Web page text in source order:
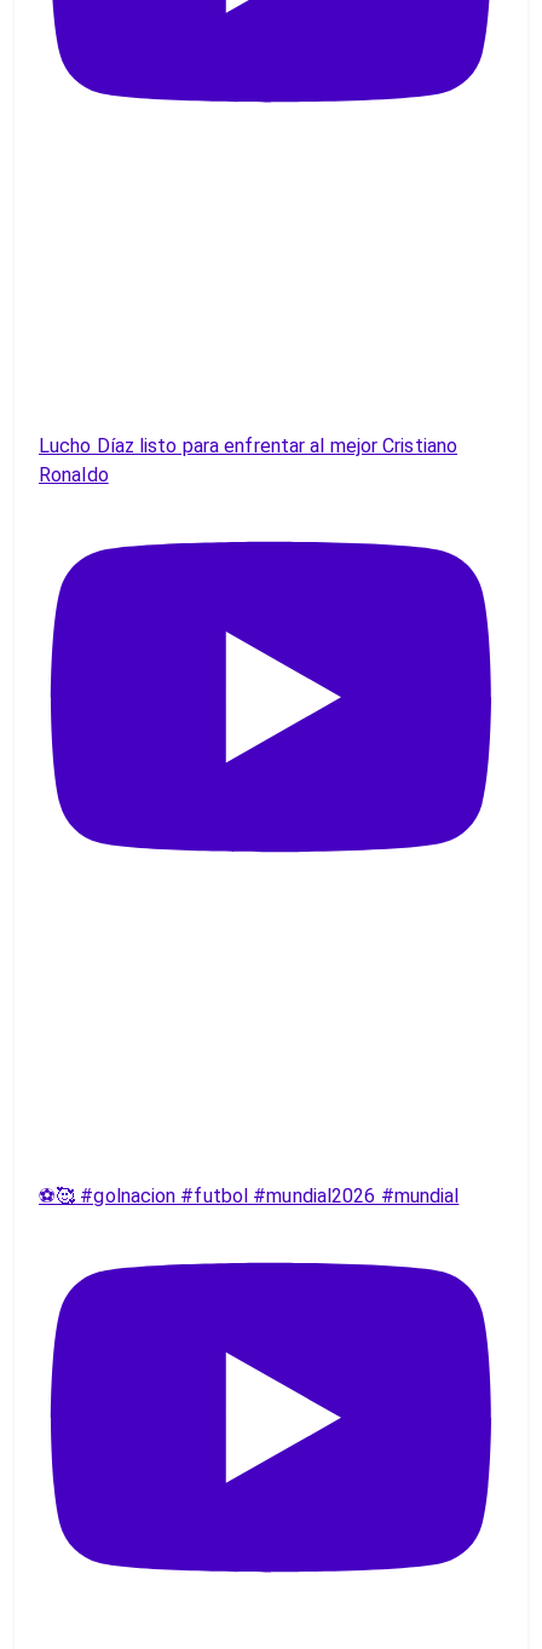
Lucho Díaz listo para enfrentar al mejor Cristiano
Ronaldo
⚽️🥰 #golnacion #futbol #mundial2026 #mundial